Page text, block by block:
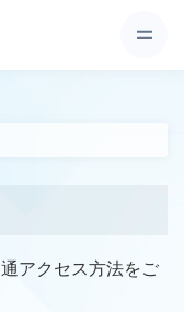
アクセス方法をご